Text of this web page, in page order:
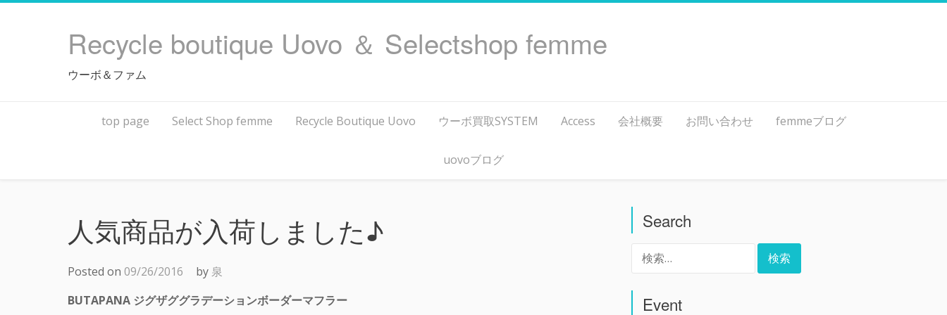
Recycle boutique Uovo ＆ Selectshop femme
ウーボ＆ファム
top page Select Shop femme Recycle Boutique Uovo ウーボ買取SYSTEM Access 会社概要 お問い合わせ femmeブログ
uovoブログ
人気商品が入荷しました♪
Posted on 09/26/2016 by 泉
BUTAPANA ジグザググラデーションボーダーマフラー
Search
Event